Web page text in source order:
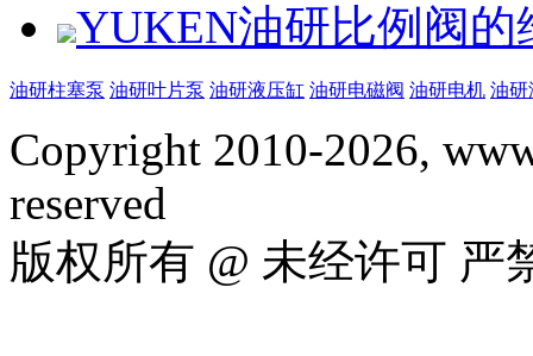
YUKEN油研比例阀的
油研柱塞泵 油研叶片泵 油研液压缸 油研电磁阀 油研电机 油研
Copyright 2010-2026,
reserved
版权所有 @ 未经许可 严